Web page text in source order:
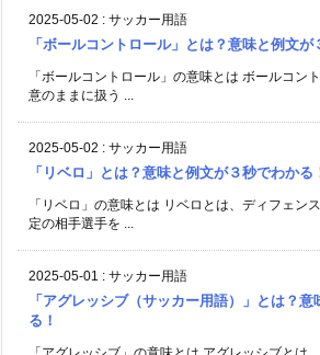
2025-05-02 : サッカー用語
「ボールコントロール」とは？意味と例文が
「ボールコントロール」の意味とは ボールコン
意のままに扱う ...
2025-05-02 : サッカー用語
「リベロ」とは？意味と例文が３秒でわかる
「リベロ」の意味とは リベロとは、ディフェン
定の相手選手を ...
2025-05-01 : サッカー用語
「アグレッシブ（サッカー用語）」とは？
る！